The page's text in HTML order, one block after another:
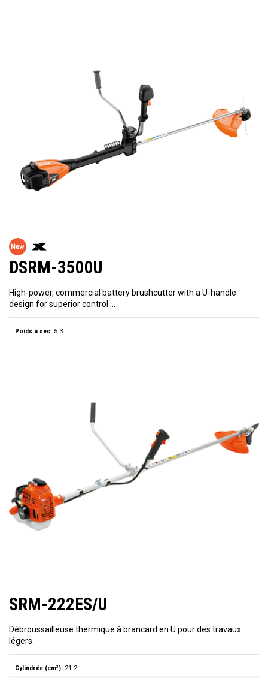
DSRM-3500U
High-power, commercial battery brushcutter with a U-handle
design for superior control …
Poids à sec: 5.3
SRM-222ES/U
Débroussailleuse thermique à brancard en U pour des travaux
légers.
Cylindrée (cm³): 21.2